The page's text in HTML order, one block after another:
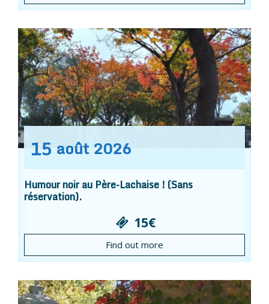
15 août 2026
Humour noir au Père-Lachaise ! (Sans
réservation).
15€
Find out more